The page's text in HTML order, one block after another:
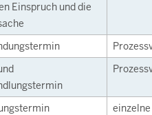
Einspruch und die